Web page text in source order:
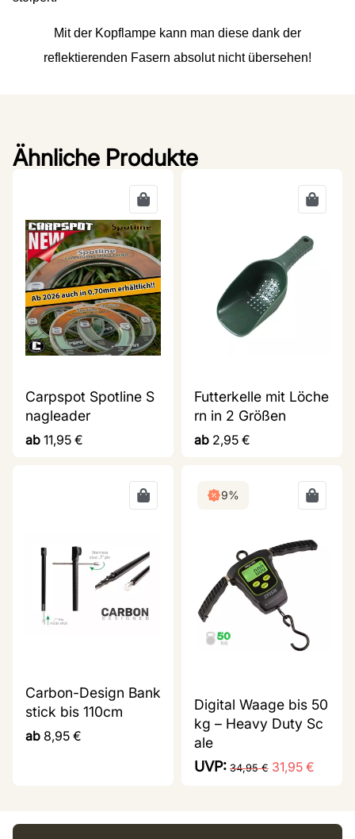
Mit der Kopflampe kann man diese dank der
reflektierenden Fasern absolut nicht übersehen!
Ähnliche Produkte
Carpspot Spotline S
nagleader
ab 11,95 €
Futterkelle mit Löche
rn in 2 Größen
ab 2,95 €
Carbon-Design Bank
stick bis 110cm
ab 8,95 €
9%
Digital Waage bis 50
kg – Heavy Duty Sc
ale
UVP: 34,95€ 31,95 €